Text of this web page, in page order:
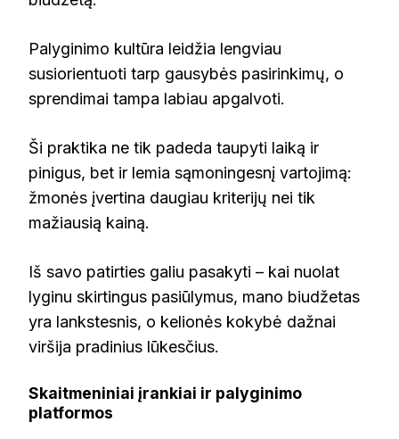
Palyginimo kultūra leidžia lengviau
susiorientuoti tarp gausybės pasirinkimų, o
sprendimai tampa labiau apgalvoti.
Ši praktika ne tik padeda taupyti laiką ir
pinigus, bet ir lemia sąmoningesnį vartojimą:
žmonės įvertina daugiau kriterijų nei tik
mažiausią kainą.
Iš savo patirties galiu pasakyti – kai nuolat
lyginu skirtingus pasiūlymus, mano biudžetas
yra lankstesnis, o kelionės kokybė dažnai
viršija pradinius lūkesčius.
Skaitmeniniai įrankiai ir palyginimo
platformos